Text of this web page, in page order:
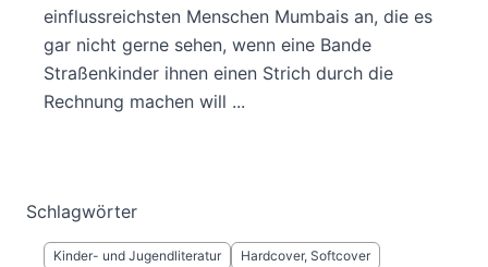
einflussreichsten Menschen Mumbais an, die es
gar nicht gerne sehen, wenn eine Bande
Straßenkinder ihnen einen Strich durch die
Rechnung machen will ...
Schlagwörter
Kinder- und Jugendliteratur
Hardcover, Softcover